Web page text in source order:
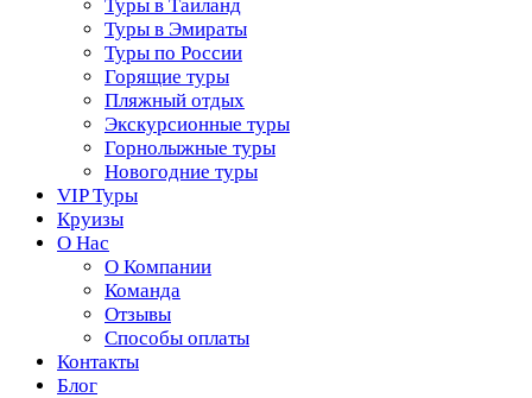
Туры в Таиланд
Туры в Эмираты
Туры по России
Горящие туры
Пляжный отдых
Экскурсионные туры
Горнолыжные туры
Новогодние туры
VIP Туры
Круизы
О Нас
О Компании
Команда
Отзывы
Способы оплаты
Контакты
Блог